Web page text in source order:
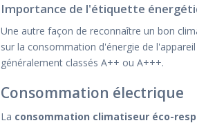
Importance de l'étiquette
Une autre façon de reconnaître un bon
sur la consommation d'énergie de
généralement classés A++ ou A+++.
Consommation électrique
La consommation climatiseur éco-